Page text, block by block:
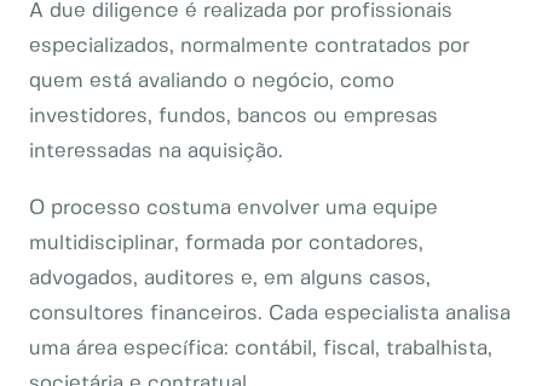
A due diligence é realizada por profissionais
especializados, normalmente contratados por
quem está avaliando o negócio, como
investidores, fundos, bancos ou empresas
interessadas na aquisição.
O processo costuma envolver uma equipe
multidisciplinar, formada por contadores,
advogados, auditores e, em alguns casos,
consultores financeiros. Cada especialista analisa
uma área específica: contábil, fiscal, trabalhista,